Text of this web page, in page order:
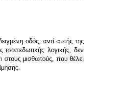
οδός, αντί αυτής της
λογικής, δεν
στους μισθωτούς, που θέλει